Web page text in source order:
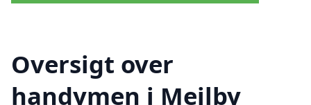
Oversigt over
handymen i Mejlby